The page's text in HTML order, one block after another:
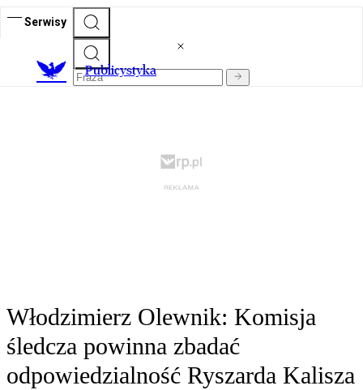
Serwisy
Publicystyka
Włodzimierz Olewnik: Komisja
śledcza powinna zbadać
odpowiedzialność Ryszarda Kalisza